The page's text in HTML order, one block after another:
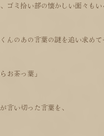
ゴミ拾い部の懐かしい面々もい
んのあの言葉の謎を追い求めて
お茶っ葉」
言い切った言葉を、